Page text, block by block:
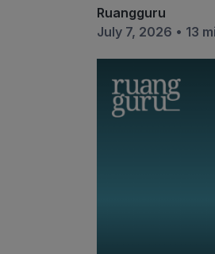
Ruangguru
July 7, 2026 • 13